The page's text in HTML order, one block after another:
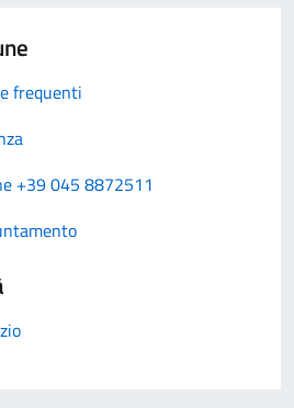
frequenti
+39 045 8872511